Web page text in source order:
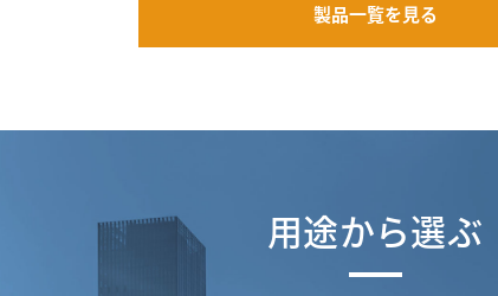
製品一覧を見る
用途から選ぶ